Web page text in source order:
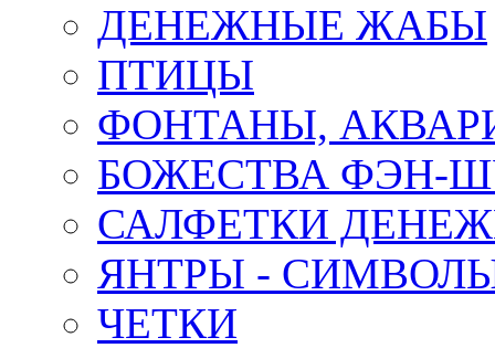
ДЕНЕЖНЫЕ ЖАБЫ
ПТИЦЫ
ФОНТАНЫ,
БОЖЕСТВА ФЭН-
САЛФЕТКИ
ЯНТРЫ -
ЧЕТКИ